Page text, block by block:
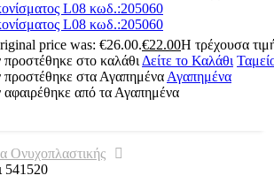
L08 κωδ.:205060
L08 κωδ.:205060
price was: €26.00.€22.00Η τρέχουσα
προστέθηκε στο καλάθι Δείτε το Καλάθι
προστέθηκε στα Αγαπημένα Αγαπημένα
αφαιρέθηκε από τα Αγαπημένα
Ονυχοπλαστικής
541520